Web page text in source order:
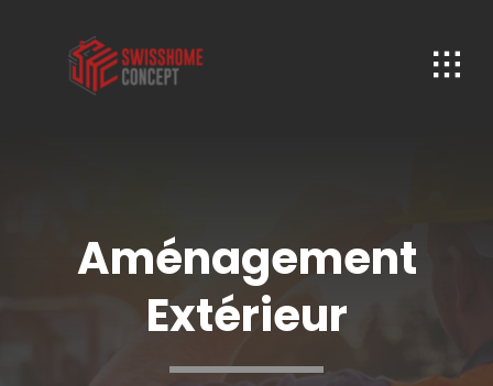
contenu
Aménagement
Extérieur